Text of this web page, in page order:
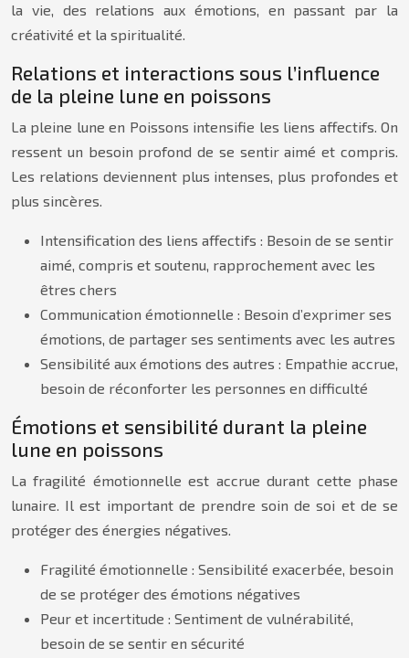
la vie, des relations aux émotions, en passant par la
créativité et la spiritualité.
Relations et interactions sous l’influence
de la pleine lune en poissons
La pleine lune en Poissons intensifie les liens affectifs. On
ressent un besoin profond de se sentir aimé et compris.
Les relations deviennent plus intenses, plus profondes et
plus sincères.
Intensification des liens affectifs : Besoin de se sentir
aimé, compris et soutenu, rapprochement avec les
êtres chers
Communication émotionnelle : Besoin d’exprimer ses
émotions, de partager ses sentiments avec les autres
Sensibilité aux émotions des autres : Empathie accrue,
besoin de réconforter les personnes en difficulté
Émotions et sensibilité durant la pleine
lune en poissons
La fragilité émotionnelle est accrue durant cette phase
lunaire. Il est important de prendre soin de soi et de se
protéger des énergies négatives.
Fragilité émotionnelle : Sensibilité exacerbée, besoin
de se protéger des émotions négatives
Peur et incertitude : Sentiment de vulnérabilité,
besoin de se sentir en sécurité